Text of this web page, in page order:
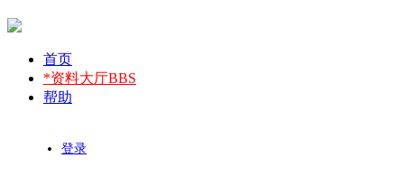
首页
*资料大厅BBS
帮助
登录